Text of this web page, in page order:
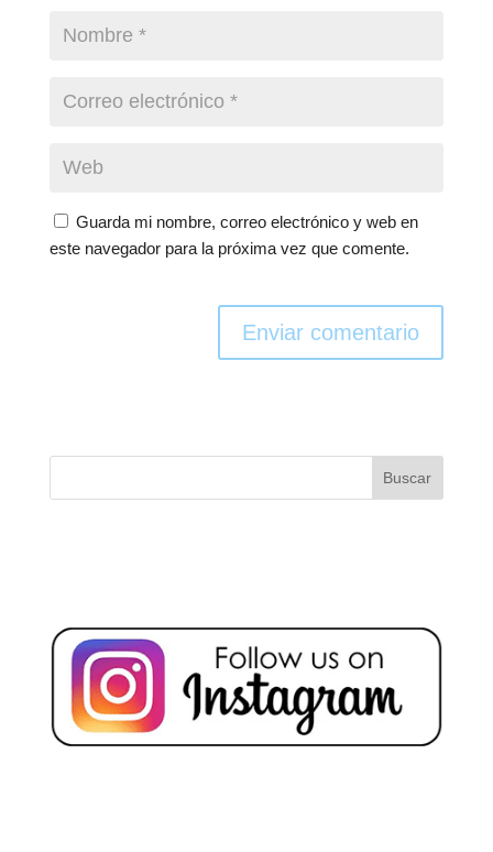
Guarda mi nombre, correo electrónico y web en
este navegador para la próxima vez que comente.
Enviar comentario